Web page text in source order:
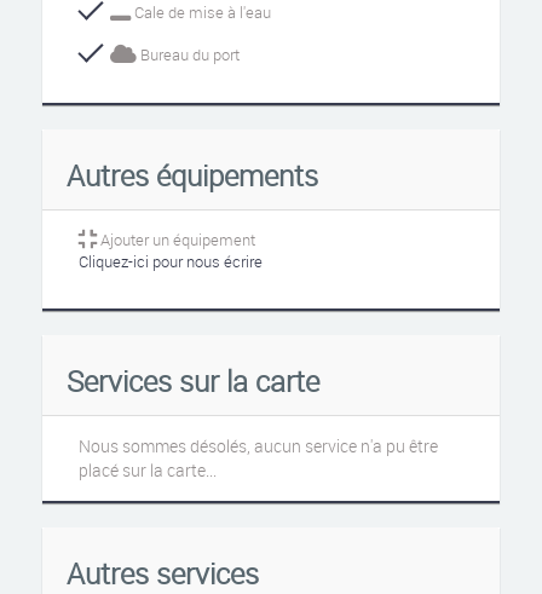
Cale de mise à l'eau
Bureau du port
Autres équipements
Ajouter un équipement
Cliquez-ici pour nous écrire
Services sur la carte
Nous sommes désolés, aucun service n'a pu être
placé sur la carte...
Autres services